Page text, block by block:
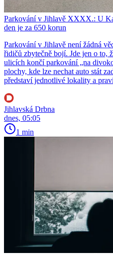
Parkování v Jihlavě XXXX.: U
den je za 650 korun
Parkování v Jihlavě není žádná
řidičů zbytečně bojí. Jde jen o to,
ulicích končí parkování „na
plochy, kde lze nechat auto stát
představí jednotlivé lokality a
Jihlavská Drbna
dnes, 05:05
1 min